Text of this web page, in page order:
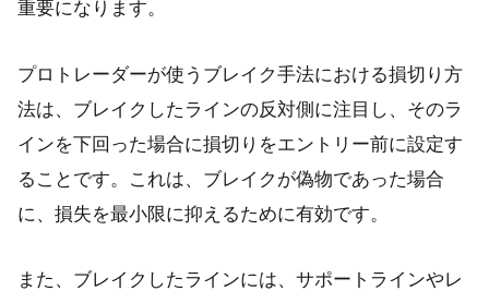
重要になります。
プロトレーダーが使うブレイク手法における損切り方
法は、ブレイクしたラインの反対側に注目し、そのラ
インを下回った場合に損切りをエントリー前に設定す
ることです。これは、ブレイクが偽物であった場合
に、損失を最小限に抑えるために有効です。
また、ブレイクしたラインには、サポートラインやレ